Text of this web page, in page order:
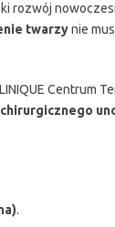
rozwój
twarzynie
Centrum
.